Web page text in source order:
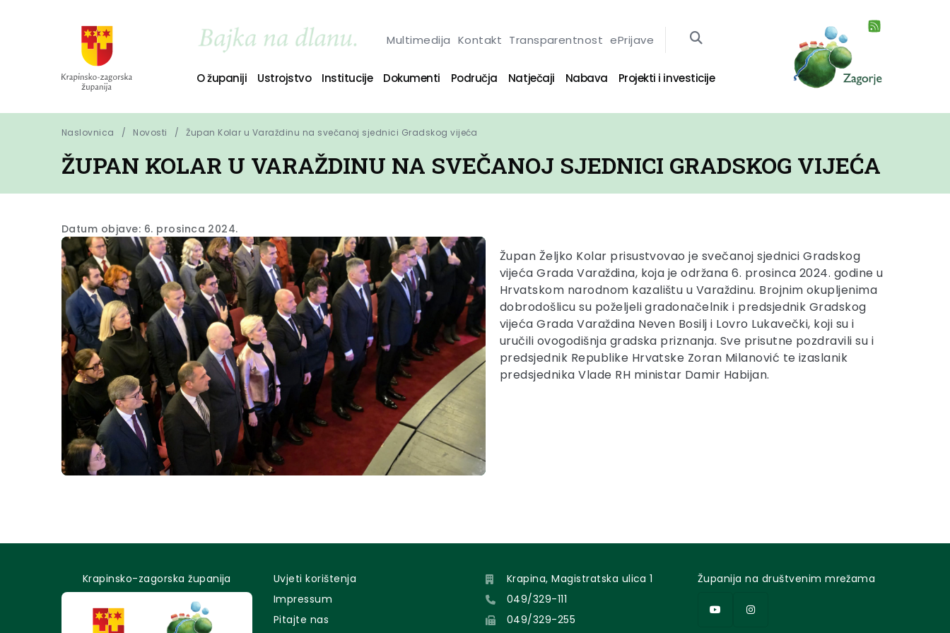
Multimedija Kontakt Transparentnost ePrijave
O županiji Ustrojstvo Institucije Dokumenti Područja Natječaji Nabava Projekti i investicije
Naslovnica Novosti Župan Kolar u Varaždinu na svečanoj sjednici Gradskog vijeća
ŽUPAN KOLAR U VARAŽDINU NA SVEČANOJ SJEDNICI GRADSKOG VIJEĆA
Datum objave: 6. prosinca 2024.
Župan Željko Kolar prisustvovao je svečanoj sjednici Gradskog
vijeća Grada Varaždina, koja je održana 6. prosinca 2024. godine u
Hrvatskom narodnom kazalištu u Varaždinu. Brojnim okupljenima
dobrodošlicu su poželjeli gradonačelnik i predsjednik Gradskog
vijeća Grada Varaždina Neven Bosilj i Lovro Lukavečki, koji su i
uručili ovogodišnja gradska priznanja. Sve prisutne pozdravili su i
predsjednik Republike Hrvatske Zoran Milanović te izaslanik
predsjednika Vlade RH ministar Damir Habijan.
Krapinsko-zagorska županija
Uvjeti korištenja
Impressum
Pitajte nas
Krapina, Magistratska ulica 1
049/329-111
049/329-255
Županija na društvenim mrežama